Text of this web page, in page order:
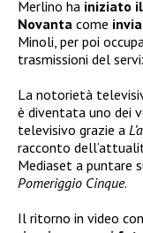
Merlino ha iniziato
Novanta come
Minoli, per poi
trasmissioni del
La notorietà
è diventata uno dei
televisivo grazie a
racconto
Mediaset a puntare
Pomeriggio Cinque.
Il ritorno in video